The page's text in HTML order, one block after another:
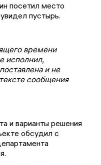
посетил место
пустырь.
времени
исполнил,
и не
сообщения
и варианты решения
обсудил с